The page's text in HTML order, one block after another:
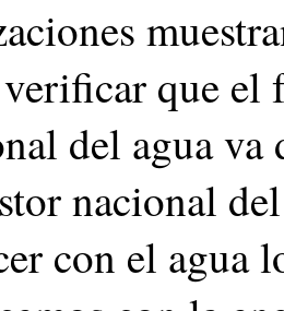
que el
del agua
nacional
con el agua